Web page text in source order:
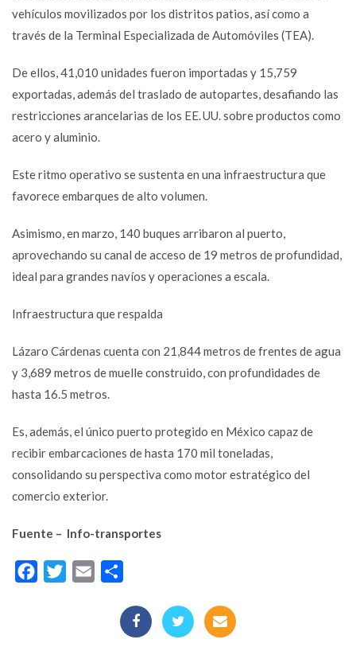
vehículos movilizados por los distritos patios, así como a
través de la Terminal Especializada de Automóviles (TEA).
De ellos, 41,010 unidades fueron importadas y 15,759
exportadas, además del traslado de autopartes, desafiando las
restricciones arancelarias de los EE. UU. sobre productos como
acero y aluminio.
Este ritmo operativo se sustenta en una infraestructura que
favorece embarques de alto volumen.
Asimismo, en marzo, 140 buques arribaron al puerto,
aprovechando su canal de acceso de 19 metros de profundidad,
ideal para grandes navíos y operaciones a escala.
Infraestructura que respalda
Lázaro Cárdenas cuenta con 21,844 metros de frentes de agua
y 3,689 metros de muelle construido, con profundidades de
hasta 16.5 metros.
Es, además, el único puerto protegido en México capaz de
recibir embarcaciones de hasta 170 mil toneladas,
consolidando su perspectiva como motor estratégico del
comercio exterior.
Fuente – Info-transportes
FacebookTwitterEmail